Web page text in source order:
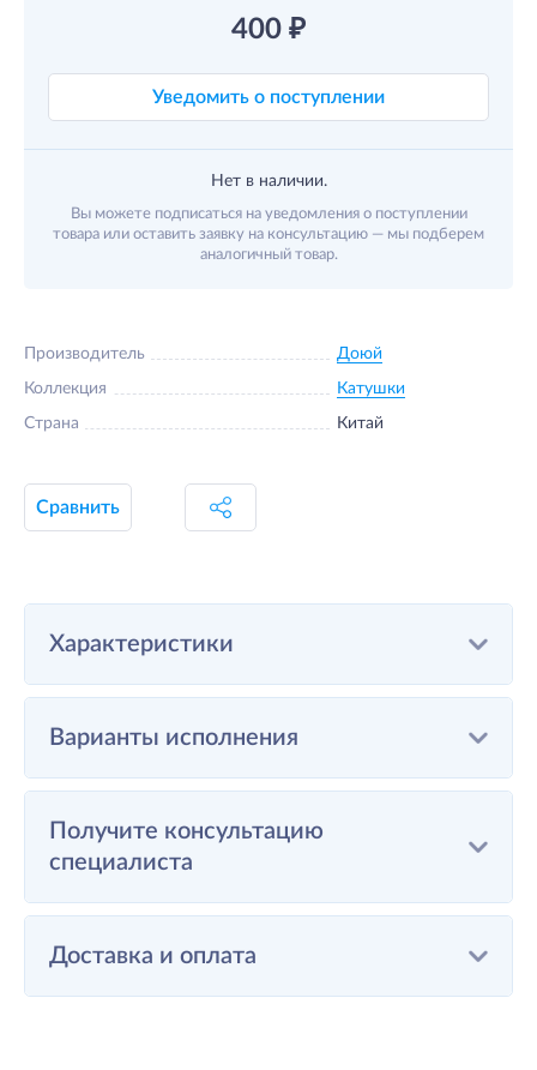
400 ₽
Уведомить о поступлении
Нет в наличии.
Вы можете подписаться на уведомления о поступлении
товара или оставить заявку на консультацию — мы подберем
аналогичный товар.
Производитель Доюй
Коллекция Катушки
Страна Китай
Сравнить
Характеристики
Варианты исполнения
Получите консультацию
специалиста
Доставка и оплата